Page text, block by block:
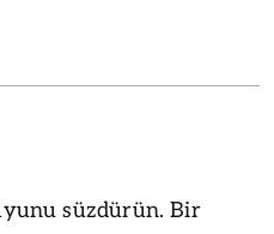
süzdürün. Bir